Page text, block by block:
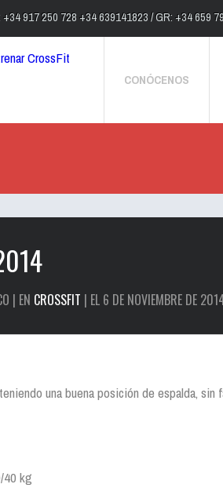
+34 917 250 728 +34 639141823 / GR: +34 659
CONÓCENOS
| EN CROSSFIT | EL 6 DE NOVIEMBRE DE
una buena posición de espalda, sin
40 kg